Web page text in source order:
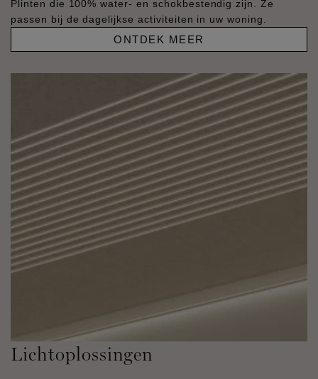
Plinten die 100% water- en schokbestendig zijn. Ze
passen bij de dagelijkse activiteiten in uw woning.
ONTDEK MEER
Lichtoplossingen